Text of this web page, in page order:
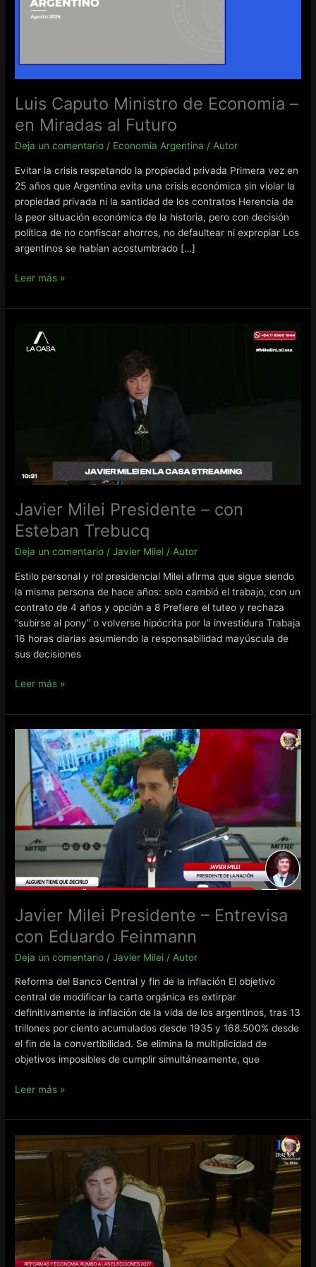
Luis Caputo Ministro de Economia –
en Miradas al Futuro
Deja un comentario / Economia Argentina / Autor
Evitar la crisis respetando la propiedad privada Primera vez en
25 años que Argentina evita una crisis económica sin violar la
propiedad privada ni la santidad de los contratos Herencia de
la peor situación económica de la historia, pero con decisión
política de no confiscar ahorros, no defaultear ni expropiar Los
argentinos se habían acostumbrado […]
Luis
Ministro
Economia
Leer más »
Javier Milei Presidente – con
Esteban Trebucq
Deja un comentario /Javier Milei / Autor
Estilo personal y rol presidencial Milei afirma que sigue siendo
la misma persona de hace años: solo cambió el trabajo, con un
contrato de 4 años y opción a 8 Prefiere el tuteo y rechaza
“subirse al pony” o volverse hipócrita por la investidura Trabaja
16 horas diarias asumiendo la responsabilidad mayúscula de
sus decisiones
Javier
Presidente
–
con
Esteban
Trebucq
Leer más »
Javier Milei Presidente – Entrevisa
con Eduardo Feinmann
Deja un comentario /Javier Milei / Autor
Reforma del Banco Central y fin de la inflación El objetivo
central de modificar la carta orgánica es extirpar
definitivamente la inflación de la vida de los argentinos, tras 13
trillones por ciento acumulados desde 1935 y 168.500% desde
el fin de la convertibilidad. Se elimina la multiplicidad de
objetivos imposibles de cumplir simultáneamente, que
Javier
Presidente
–
Entrevisa
Leer más »